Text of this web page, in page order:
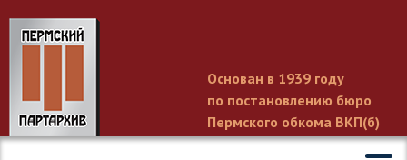
Основан в 1939 году
по постановлению бюро
Пермского обкома ВКП(б)